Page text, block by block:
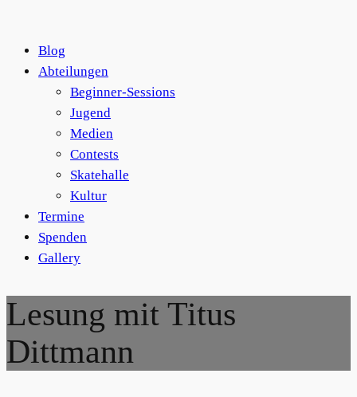
Blog
Abteilungen
Beginner-Sessions
Jugend
Medien
Contests
Skatehalle
Kultur
Termine
Spenden
Gallery
Lesung mit Titus
Dittmann